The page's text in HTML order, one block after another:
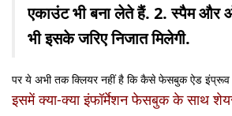
एकाउंट भी बना लेते हैं. 2. स्पैम और
भी इसके जरिए निजात मिलेगी.
पर ये अभी तक क्लियर नहीं है कि कैसे फेसबुक ऐड इंप्रूव
इसमें क्या-क्या इंफॉर्मेशन फेसबुक के साथ